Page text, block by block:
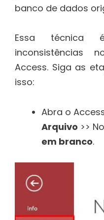
banco de dados
Essa
inconsistências
Access. Siga as
isso:
Abra o
Arquivo >>
em branco.